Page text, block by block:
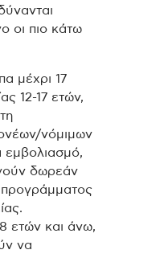
οι πιο κάτω
μέχρι 17
12-17 ετών,
νόμιμων
εμβολιασμό,
δωρεάν
ετών και άνω,
να